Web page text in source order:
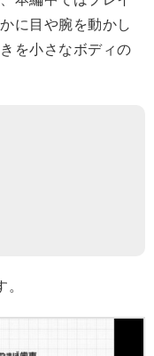
に目や腕を動かし
を小さなボディの